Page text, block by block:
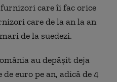
care îi fac orice
care de la an la an
de la suedezi.
au depăşit deja
euro pe an, adică de 4